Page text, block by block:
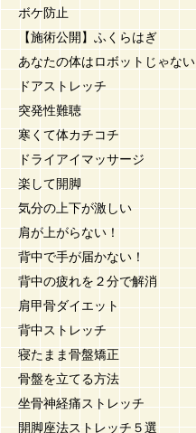
ボケ防止
【施術公開】ふくらはぎ
あなたの体はロボットじゃない
ドアストレッチ
突発性難聴
寒くて体カチコチ
ドライアイマッサージ
楽して開脚
気分の上下が激しい
肩が上がらない！
背中で手が届かない！
背中の疲れを２分で解消
肩甲骨ダイエット
背中ストレッチ
寝たまま骨盤矯正
骨盤を立てる方法
坐骨神経痛ストレッチ
開脚座法ストレッチ５選